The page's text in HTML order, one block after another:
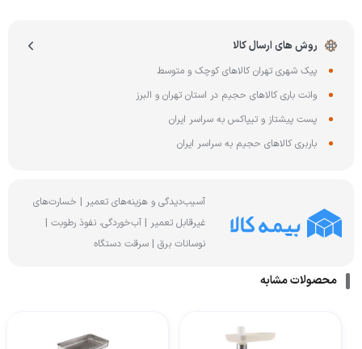
روش های ارسال کالا
پیک شهری تهران کالاهای کوچک و متوسط
وانت باری کالاهای حجیم در استان تهران و البرز
پست پیشتاز و تیپاکس به سراسر ایران
باربری کالاهای حجیم به سراسر ایران
آسیب‌دیدگی و هزینه‌های تعمیر | خسارت‌های
غیرقابل تعمیر | آب‌خوردگی، نفوذ رطوبت |
نوسانات برق | سرقت دستگاه
محصولات مشابه